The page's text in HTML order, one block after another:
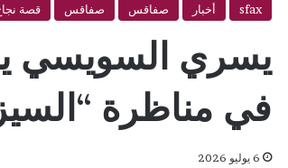
sfax أخبار صفاقس صفاقس قصة
يسري السويسي
في مناظرة
6 يوليو 2026